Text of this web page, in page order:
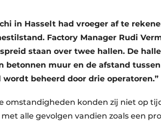
in Hasselt had vroeger af te
Factory Manager Rudi
staan over twee hallen. De
betonnen muur en de afstand
wordt beheerd door drie operatoren.”
omstandigheden konden zij niet op
alle gevolgen vandien zoals een